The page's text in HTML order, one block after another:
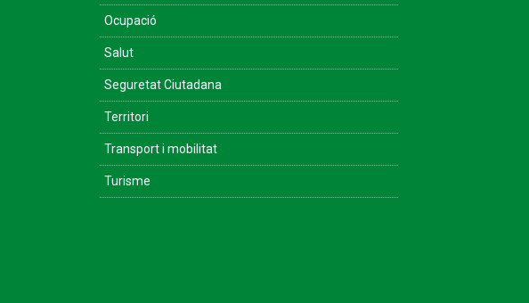
Ocupació
Salut
Seguretat Ciutadana
Territori
Transport i mobilitat
Turisme